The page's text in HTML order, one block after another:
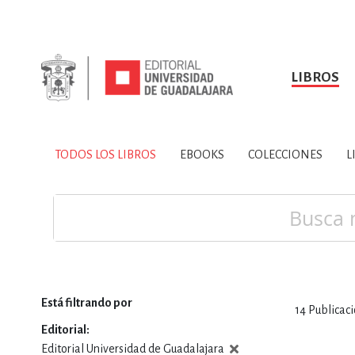
LIBROS
TODOS LOS LIBROS
SOBRE NOSOTROS HISTORIA
CIENCIAS DE LA
TODOS LOS LIBROS EBOOKS COLECCIONES
14
Está filtrando por
Editorial
Editorial Universidad de Guadalajara